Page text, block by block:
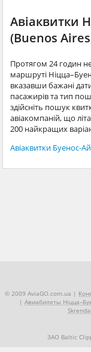
Авіаквитки
(Buenos
Протягом 24 годин
маршруті
вказавши бажані
пасажирів та тип
здійсніть пошук
авіакомпаній, що
200 найкращих
Авіаквитки Буенос-
© 2009 AviaGO.com.ua |
| Авиабилеты
ЗАО Baltic